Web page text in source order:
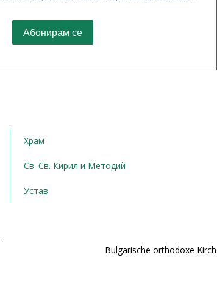
Храм
Св. Св. Кирил и Методий
Устав
Bulgarische orthodoxe